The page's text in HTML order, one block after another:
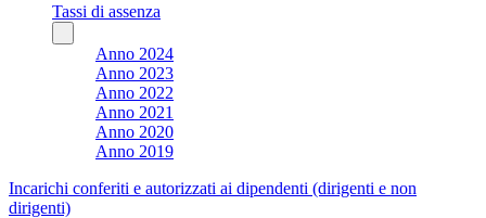
Tassi di assenza
Anno 2024
Anno 2023
Anno 2022
Anno 2021
Anno 2020
Anno 2019
Incarichi conferiti e autorizzati ai dipendenti (dirigenti e non
dirigenti)